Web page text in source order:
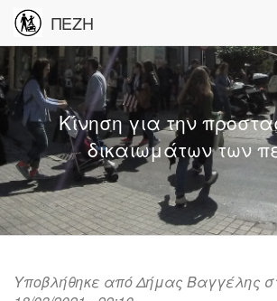
ΠΕΖΗ
Κίνηση για την
δικαιωμάτων των
Υποβλήθηκε απόΔήμας Βαγγέλης